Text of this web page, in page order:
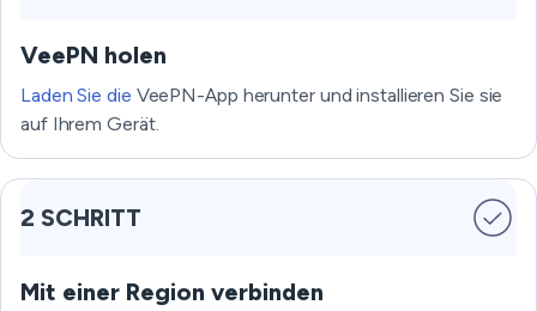
VeePN holen
Laden Sie die VeePN-App herunter und installieren Sie sie
auf Ihrem Gerät.
2 SCHRITT
Mit einer Region verbinden